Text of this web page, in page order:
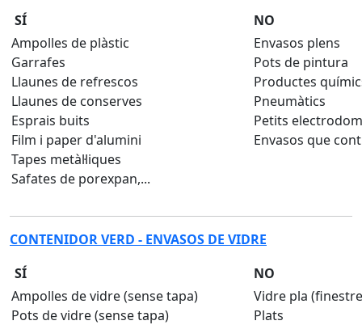
SÍ
NO
Ampolles de plàstic
Garrafes
Llaunes de refrescos
Llaunes de conserves
Esprais buits
Film i paper d'alumini
Tapes metàl·liques
Safates de porexpan,...
Envasos plens
Pots de pintura
Productes
Pneumàtics
Petits
Envasos que
CONTENIDOR VERD - ENVASOS DE VIDRE
SÍ
NO
Ampolles de vidre (sense tapa)
Pots de vidre (sense tapa)
Vidre pla
Plats